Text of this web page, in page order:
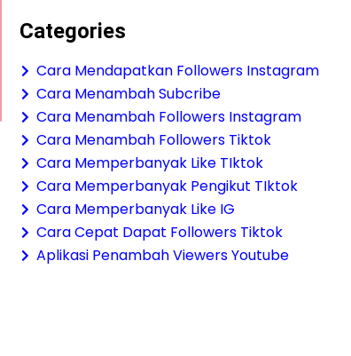
Categories
Cara Mendapatkan Followers Instagram
Cara Menambah Subcribe
Cara Menambah Followers Instagram
Cara Menambah Followers Tiktok
Cara Memperbanyak Like TIktok
Cara Memperbanyak Pengikut TIktok
Cara Memperbanyak Like IG
Cara Cepat Dapat Followers Tiktok
Aplikasi Penambah Viewers Youtube